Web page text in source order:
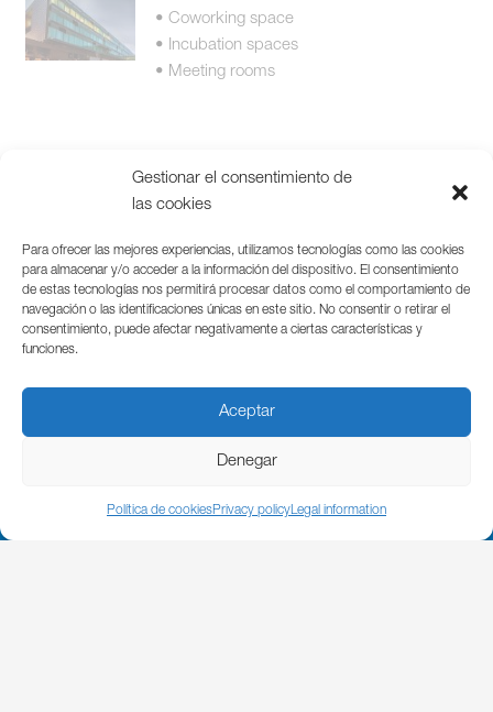
Gestionar el consentimiento de
las cookies
Para ofrecer las mejores experiencias, utilizamos tecnologías como las cookies
para almacenar y/o acceder a la información del dispositivo. El consentimiento
de estas tecnologías nos permitirá procesar datos como el comportamiento de
navegación o las identificaciones únicas en este sitio. No consentir o retirar el
consentimiento, puede afectar negativamente a ciertas características y
funciones.
Aceptar
Denegar
Política de cookiesPrivacy policyLegal information
• Coworking space
• Incubation spaces
• Meeting rooms
© BIC GIPUZKOA 2024